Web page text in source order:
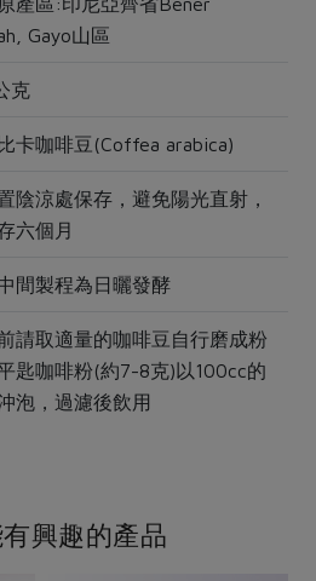
Gayo山區
克
卡咖啡豆(Coffea arabica)
陰涼處保存，避免陽光直射，
六個月
間製程為日曬發酵
請取適量的咖啡豆自行磨成粉
匙咖啡粉(約7-8克)以100cc的
泡，過濾後飲用
興趣的產品